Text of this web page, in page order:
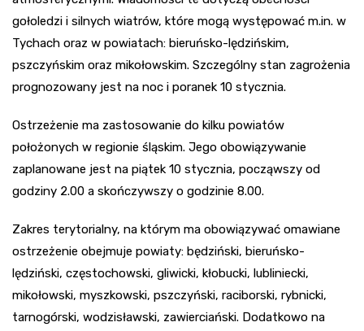
gołoledzi i silnych wiatrów, które mogą występować m.in. w
Tychach oraz w powiatach: bieruńsko-lędzińskim,
pszczyńskim oraz mikołowskim. Szczególny stan zagrożenia
prognozowany jest na noc i poranek 10 stycznia.
Ostrzeżenie ma zastosowanie do kilku powiatów
położonych w regionie śląskim. Jego obowiązywanie
zaplanowane jest na piątek 10 stycznia, począwszy od
godziny 2.00 a skończywszy o godzinie 8.00.
Zakres terytorialny, na którym ma obowiązywać omawiane
ostrzeżenie obejmuje powiaty: będziński, bieruńsko-
lędziński, częstochowski, gliwicki, kłobucki, lubliniecki,
mikołowski, myszkowski, pszczyński, raciborski, rybnicki,
tarnogórski, wodzisławski, zawierciański. Dodatkowo na